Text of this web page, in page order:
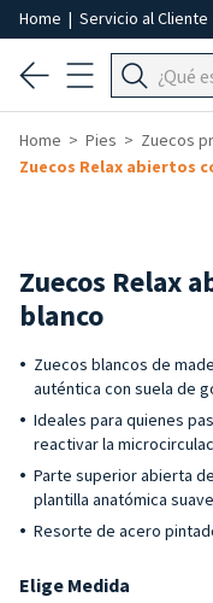
Home | Servicio al Cliente
Home Pies
Zuecos
Zuecos Relax abiertos
Zuecos Relax
blanco
Zuecos blancos de
auténtica con suela de
Ideales para quienes
reactivar la
Parte superior abierta
plantilla anatómica suave
Resorte de acero
Elige Medida